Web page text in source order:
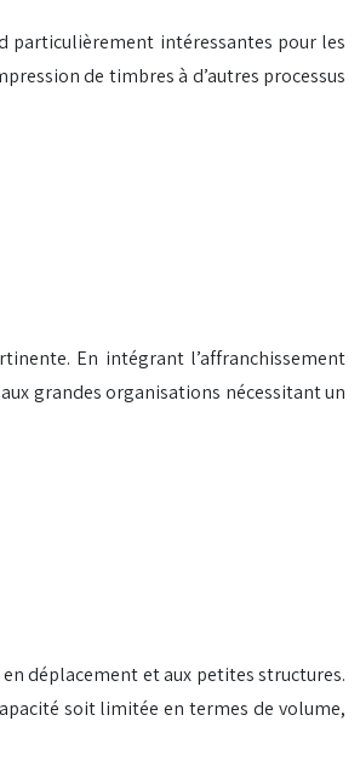
particulièrement intéressantes pour les
de timbres à d’autres processus
En intégrant l’affranchissement
grandes organisations nécessitant un
déplacement et aux petites structures.
soit limitée en termes de volume,